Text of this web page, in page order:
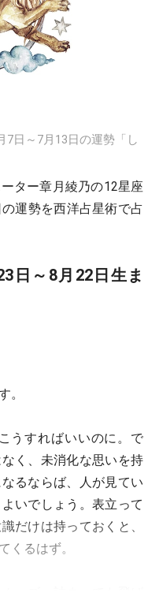
7日～7月13日の運勢「し
ター章月綾乃の12星座
運勢を西洋占星術で占
日～8月22日生ま
。
うすればいいのに。で
く、未消化な思いを持
るならば、人が見てい
いでしょう。表立って
だけは持っておくと、
くるはず。